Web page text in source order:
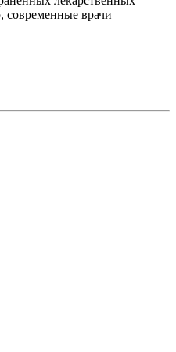
современные врачи